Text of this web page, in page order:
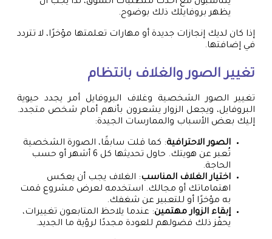
يظهر بروفايلك ذلك بوضوح.
إذا كان لديك إنجازات جديدة أو مهارات تعلمتها مؤخرًا، لا تتردد
في إضافتها.
تغيير الصور والغلاف بانتظام
تغيير الصور الشخصية وغلاف البروفايل أمر يجدد حيوية
البروفايل، ويجعل الزوار يشعرون بأنهم أمام شخص متجدد.
إليك بعض الأسباب والممارسات الجيدة:
الصور الاحترافية: كما قلت سابقًا، الصورة الشخصية
تُعبر عن هويتك. حاول تحديثها كل 6 أشهر أو حسب
الحاجة.
اختيار الغلاف المناسب: الغلاف يجب أن يعكس
اهتماماتك أو مجالك. استخدمه لعرض مشروع قمت
به مؤخرًا أو للتعبير عن شغفك.
إبقاء الزوار مهتمين: عندما يلاحظ المتابعون تغييرات،
يحفّز ذلك فضولهم للعودة مجددًا لرؤية ما الجديد.